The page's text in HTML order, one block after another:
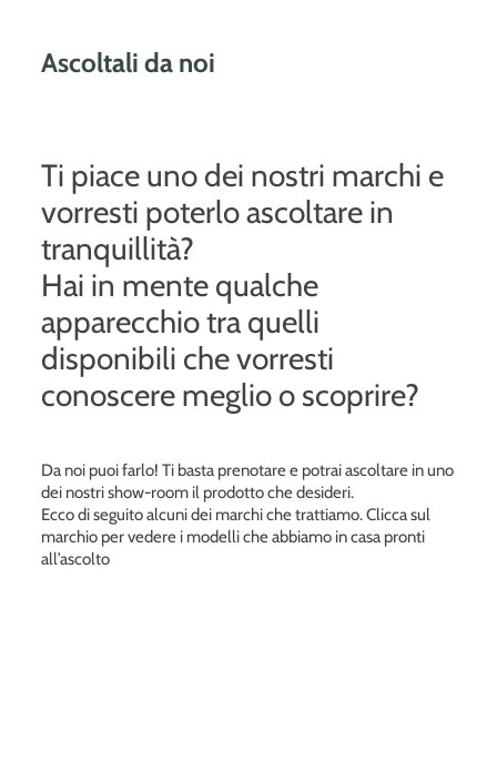
Ascoltali da noi
Ti piace uno dei nostri marchi e
vorresti poterlo ascoltare in
tranquillità?
Hai in mente qualche
apparecchio tra quelli
disponibili che vorresti
conoscere meglio o scoprire?
Da noi puoi farlo! Ti basta prenotare e potrai ascoltare in uno
dei nostri show-room il prodotto che desideri.
Ecco di seguito alcuni dei marchi che trattiamo. Clicca sul
marchio per vedere i modelli che abbiamo in casa pronti
all’ascolto